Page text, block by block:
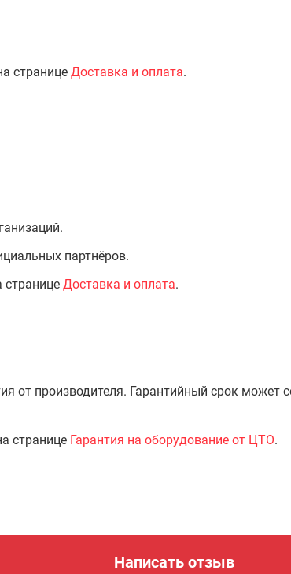
странице Доставка и оплата.
партнёров.
Доставка и оплата.
от производителя. Гарантийный срок может
странице Гарантия на оборудование от ЦТО.
Написать отзыв